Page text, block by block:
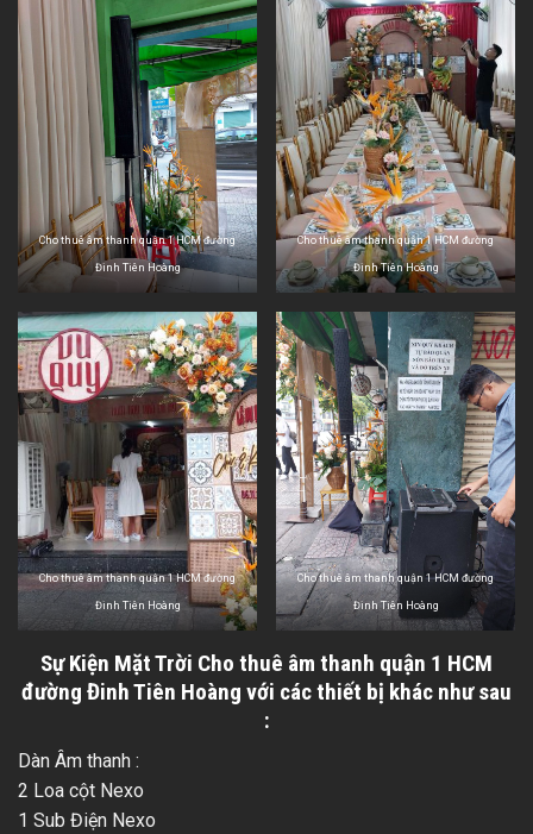
Cho thuê âm thanh quận 1 HCM đường
Đinh Tiên Hoàng
Cho thuê âm thanh quận 1 HCM đường
Đinh Tiên Hoàng
Cho thuê âm thanh quận 1 HCM đường
Đinh Tiên Hoàng
Cho thuê âm thanh quận 1 HCM đường
Đinh Tiên Hoàng
Sự Kiện Mặt Trời Cho thuê âm thanh quận 1 HCM
đường Đinh Tiên Hoàng với các thiết bị khác như sau
:
Dàn Âm thanh :
2 Loa cột Nexo
1 Sub Điện Nexo